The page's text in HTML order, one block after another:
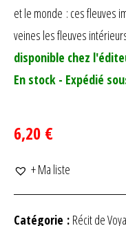
et le monde : ces fleuves
veines les fleuves
disponible chez
En stock - Expédié
6,20 €
+ Ma liste
Catégorie : Récit de